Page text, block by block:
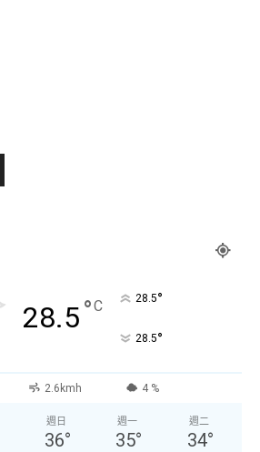
28.5°C 28.5°
28.5°
2.6kmh 4 %
週日
36°
週一
35°
週二
34°